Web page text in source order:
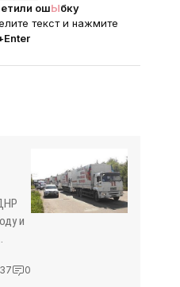
ошЫбку
текст и нажмите
-
и
0